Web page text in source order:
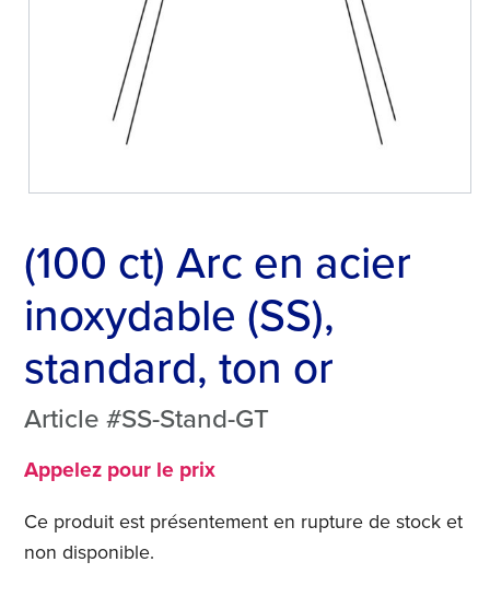
(100 ct) Arc en acier
inoxydable (SS),
standard, ton or
Article #SS-Stand-GT
Appelez pour le prix
Ce produit est présentement en rupture de stock et
non disponible.